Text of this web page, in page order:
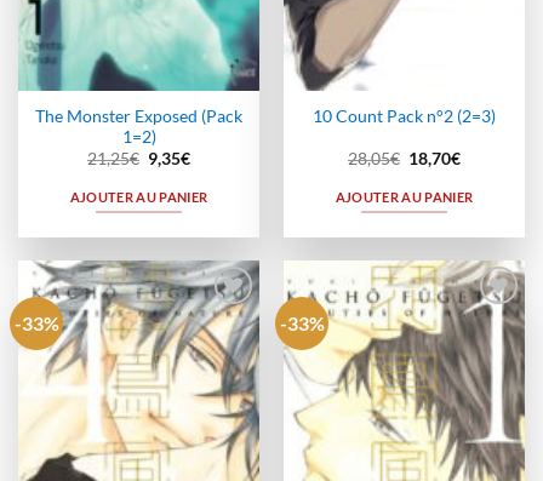
The Monster Exposed (Pack
1=2)
21,25€ Le
prix
initial
était :
9,35€Le
actuel
est :
AJOUTER AU PANIER
10 Count Pack n°2 (2=3)
28,05€ Le
prix
initial
était :
18,70€Le
actuel
est :
AJOUTER AU PANIER
-33%
Ajouter
à la
wishlist
-33%
Ajouter
à la
wishlist